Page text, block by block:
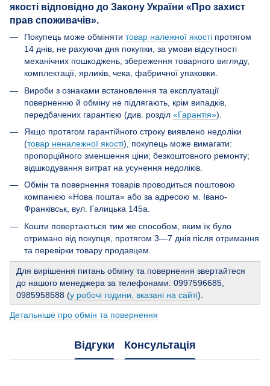
якості відповідно до Закону України «Про захист
прав споживачів».
Покупець може обміняти товар належної якості протягом
14 днів, не рахуючи дня покупки, за умови відсутності
механічних пошкоджень, збереження товарного вигляду,
комплектації, ярликів, чека, фабричної упаковки.
Вироби з ознаками встановлення та експлуатації
поверненню й обміну не підлягають, крім випадків,
передбачених гарантією (див. розділ «Гарантія»).
Якщо протягом гарантійного строку виявлено недоліки
(товар неналежної якості), покупець може вимагати:
пропорційного зменшення ціни; безкоштовного ремонту;
відшкодування витрат на усунення недоліків.
Обмін та повернення товарів проводиться поштовою
компанією «Нова пошта» або за адресою м. Івано-
Франківськ, вул. Галицька 145а.
Кошти повертаються тим же способом, яким їх було
отримано від покупця, протягом 3—7 днів після отримання
та перевірки товару продавцем.
Для вирішення питань обміну та повернення звертайтеся
до нашого менеджера за телефонами: 0997596685,
0985958588 (у робочі години, вказані на сайті).
Детальніше про обмін та повернення
Відгуки Консультація